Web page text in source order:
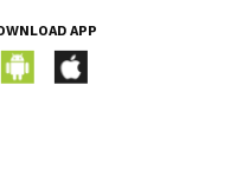
APP